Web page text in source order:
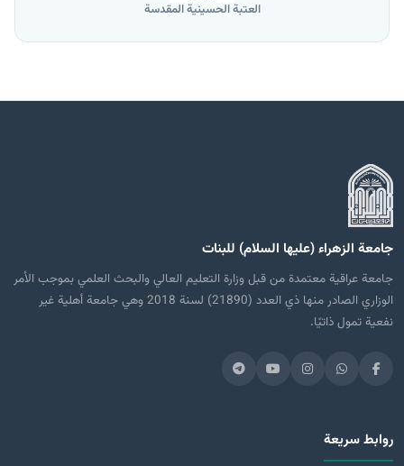
العتبة الحسينية المقدسة
جامعة الزهراء (عليها السلام) للبنات
جامعة عراقية معتمدة من قبل وزارة التعليم العالي والبحث العلمي بموجب الأمر
الوزاري الصادر منها ذي العدد (21890) لسنة 2018 وهي جامعة أهلية غير
نفعية تمول ذاتيًا.
روابط سريعة